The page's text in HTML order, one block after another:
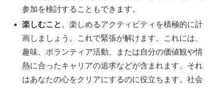
参加を検討することもできます。
楽しむこと 。楽しめるアクティビティを積極的に計
画しましょう。これで緊張が解けます。これには、
趣味、ボランティア活動、または自分の価値観や情
熱に合ったキャリアの追求などが含まれます。それ
はあなたの心をクリアにするのに役立ちます。社会